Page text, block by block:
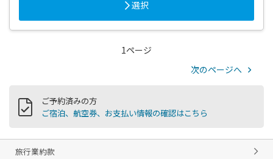
選択
1ページ
次のページへ
ご予約済みの方
ご宿泊、航空券、お支払い情報の確認はこちら
旅行業約款